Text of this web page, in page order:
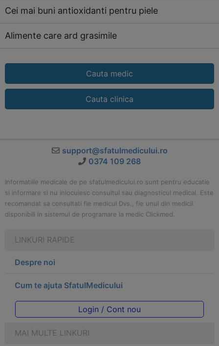
Cei mai buni antioxidanti pentru piele
Alimente care ard grasimile
Cauta medic
Cauta clinica
support@sfatulmedicului.ro
0374 109 268
Informatiile medicale de pe sfatulmedicului.ro sunt pentru educatie
si informare si nu inlocuiesc consultul sau diagnosticul medical. Este
recomandat sa consultati fie medicul Dvs., fie unul din medicii
disponibili in sistemul de programare la medic Clickmed.
LINKURI RAPIDE
Despre noi
Cum te ajuta SfatulMedicului
Login / Cont nou
MAI MULTE LINKURI